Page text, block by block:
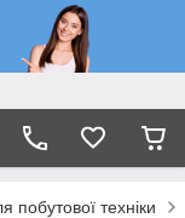
побутової техніки